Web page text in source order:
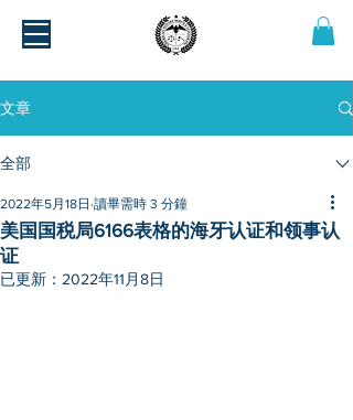
文章
全部
美国国税局6166表格的海牙认证和领事认
证
2022年5月18日 讀畢需時 3 分鐘
已更新： 2022年11月8日